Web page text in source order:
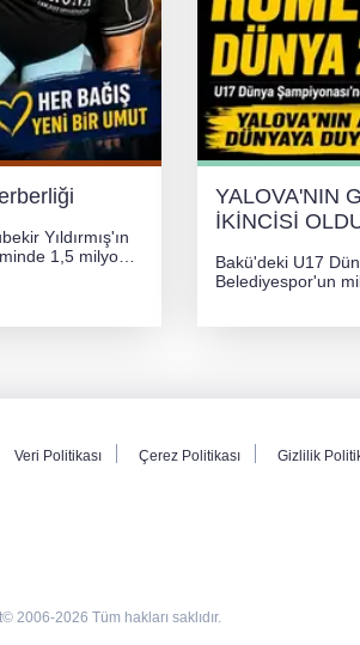
Yıldırmış'ın
1,5 milyon
YALOVA'NIN
İKİNCİSİ
Bakü'deki U17
Belediyespor'un
Veri Politikası Çerez Politikası Gizlilik
2006-2026 Tüm hakları saklıdır.